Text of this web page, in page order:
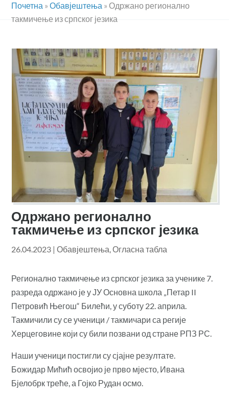
Почетна »Обавјештења »Одржано регионално
такмичење из српског језика
Одржано регионално
такмичење из српског језика
26.04.2023 |Обавјештења,Огласна табла
Регионално такмичење из српског језика за ученикe 7.
разреда одржано је у ЈУ Основна школа „Петар II
Петровић Његош“ Билећи, у суботу 22. априла.
Такмичили су се ученици / такмичари са регије
Херцеговине који су били позвани од стране РПЗ РС.
Наши ученици постигли су сјајне резултате.
Божидар Мићић освојио је прво мјесто, Ивана
Бјелобрк треће, а Гојко Рудан осмо.